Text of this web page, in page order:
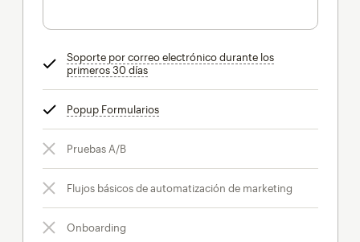
Soporte por correo electrónico durante los
primeros 30 díasinfo
Popup Formulariosinfo
Pruebas A/B
Flujos básicos de automatización de marketing
Onboarding